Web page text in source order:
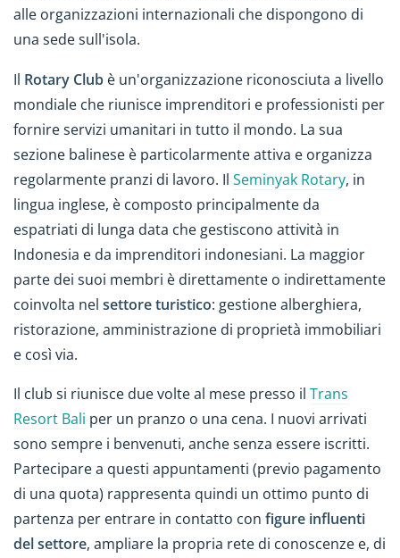
alle organizzazioni internazionali che dispongono di
una sede sull'isola.
Il Rotary Club è un'organizzazione riconosciuta a livello
mondiale che riunisce imprenditori e professionisti per
fornire servizi umanitari in tutto il mondo. La sua
sezione balinese è particolarmente attiva e organizza
regolarmente pranzi di lavoro. Il Seminyak Rotary, in
lingua inglese, è composto principalmente da
espatriati di lunga data che gestiscono attività in
Indonesia e da imprenditori indonesiani. La maggior
parte dei suoi membri è direttamente o indirettamente
coinvolta nel settore turistico: gestione alberghiera,
ristorazione, amministrazione di proprietà immobiliari
e così via.
Il club si riunisce due volte al mese presso il Trans
Resort Bali per un pranzo o una cena. I nuovi arrivati
sono sempre i benvenuti, anche senza essere iscritti.
Partecipare a questi appuntamenti (previo pagamento
di una quota) rappresenta quindi un ottimo punto di
partenza per entrare in contatto con figure influenti
del settore, ampliare la propria rete di conoscenze e, di